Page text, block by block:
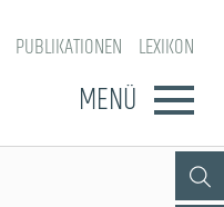
PUBLIKATIONEN LEXIKON
MENÜ